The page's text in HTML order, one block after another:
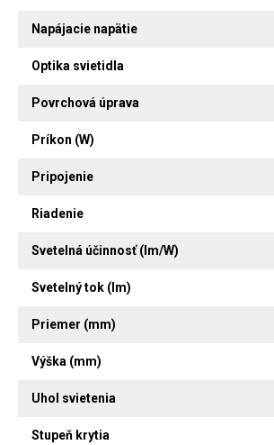
Napájacie napätie
Optika svietidla
Povrchová úprava
Príkon (W)
Pripojenie
Riadenie
Svetelná účinnosť (lm/W)
Svetelný tok (lm)
Priemer (mm)
Výška (mm)
Uhol svietenia
Stupeň krytia